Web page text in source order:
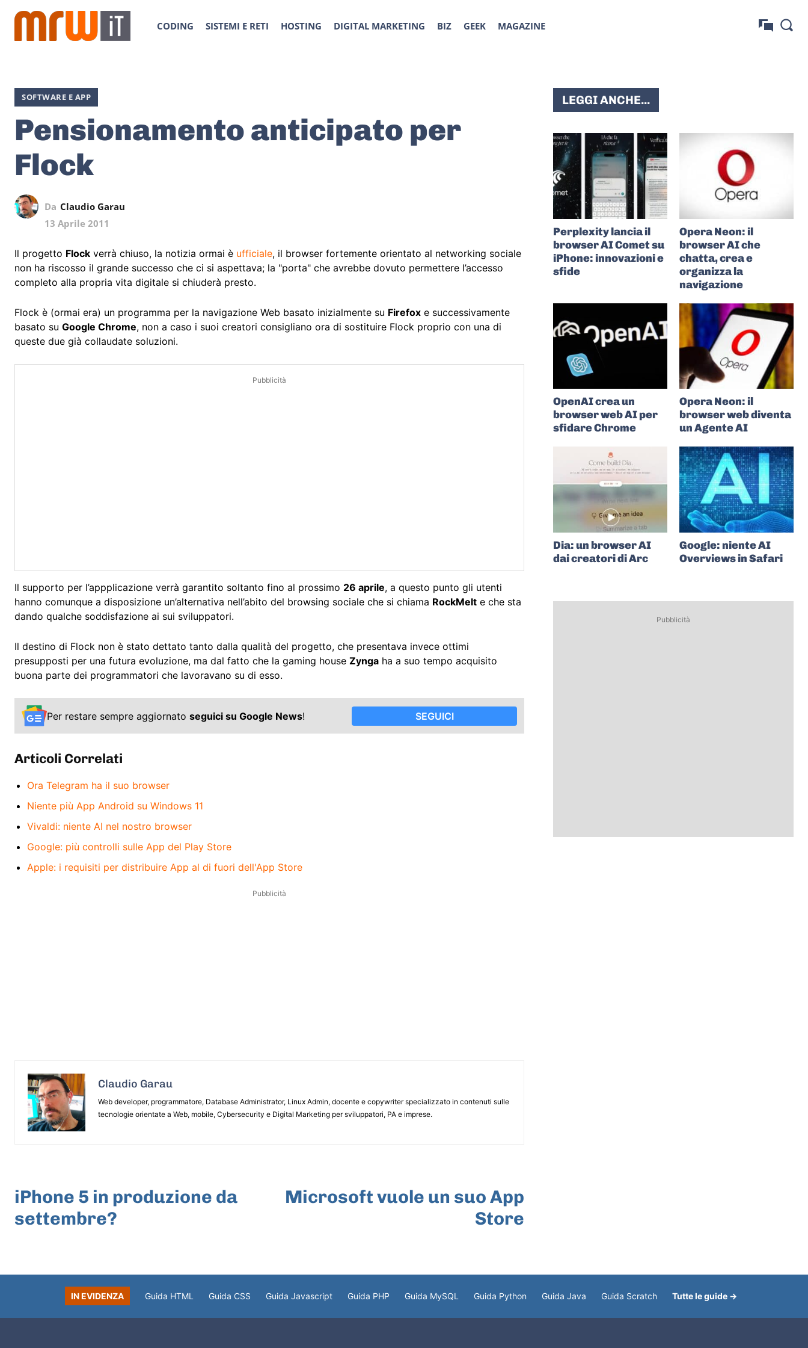
CODING SISTEMI E RETI HOSTING DIGITAL MARKETING BIZ GEEK MAGAZINE
SOFTWARE E APP
Pensionamento anticipato per
Flock
Da Claudio Garau
13 Aprile 2011
Il progetto Flock verrà chiuso, la notizia ormai è ufficiale, il browser fortemente orientato al networking sociale
non ha riscosso il grande successo che ci si aspettava; la "porta" che avrebbe dovuto permettere l’accesso
completo alla propria vita digitale si chiuderà presto.
Flock è (ormai era) un programma per la navigazione Web basato inizialmente su Firefox e successivamente
basato su Google Chrome, non a caso i suoi creatori consigliano ora di sostituire Flock proprio con una di
queste due già collaudate soluzioni.
Pubblicità
Il supporto per l’appplicazione verrà garantito soltanto fino al prossimo 26 aprile, a questo punto gli utenti
hanno comunque a disposizione un’alternativa nell’abito del browsing sociale che si chiama RockMelt e che sta
dando qualche soddisfazione ai sui sviluppatori.
Il destino di Flock non è stato dettato tanto dalla qualità del progetto, che presentava invece ottimi
presupposti per una futura evoluzione, ma dal fatto che la gaming house Zynga ha a suo tempo acquisito
buona parte dei programmatori che lavoravano su di esso.
Per restare sempre aggiornato seguici su Google News! SEGUICI
Articoli Correlati
Ora Telegram ha il suo browser
Niente più App Android su Windows 11
Vivaldi: niente AI nel nostro browser
Google: più controlli sulle App del Play Store
Apple: i requisiti per distribuire App al di fuori dell'App Store
Pubblicità
Claudio Garau
Web developer, programmatore, Database Administrator, Linux Admin, docente e copywriter specializzato in contenuti sulle
tecnologie orientate a Web, mobile, Cybersecurity e Digital Marketing per sviluppatori, PA e imprese.
iPhone 5 in produzione da
settembre?
Microsoft vuole un suo App
Store
LEGGI ANCHE...
Perplexity lancia il
browser AI Comet su
iPhone: innovazioni e
sfide
Opera Neon: il
browser AI che
chatta, crea e
organizza la
navigazione
OpenAI crea un
browser web AI per
sfidare Chrome
Opera Neon: il
browser web diventa
un Agente AI
Dia: un browser AI
dai creatori di Arc
Google: niente AI
Overviews in Safari
Pubblicità
IN EVIDENZA Guida HTML Guida CSS Guida Javascript Guida PHP Guida MySQL Guida Python Guida Java Guida Scratch Tutte le guide →